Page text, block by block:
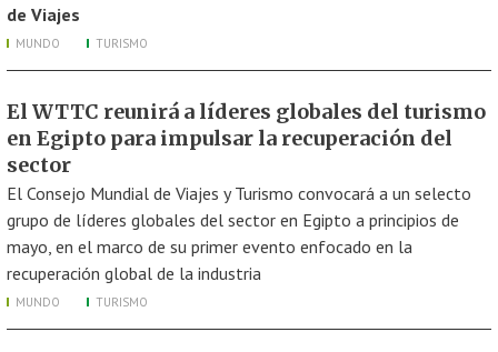
de Viajes
MUNDO TURISMO
El WTTC reunirá a líderes globales del turismo
en Egipto para impulsar la recuperación del
sector
El Consejo Mundial de Viajes y Turismo convocará a un selecto
grupo de líderes globales del sector en Egipto a principios de
mayo, en el marco de su primer evento enfocado en la
recuperación global de la industria
MUNDO TURISMO